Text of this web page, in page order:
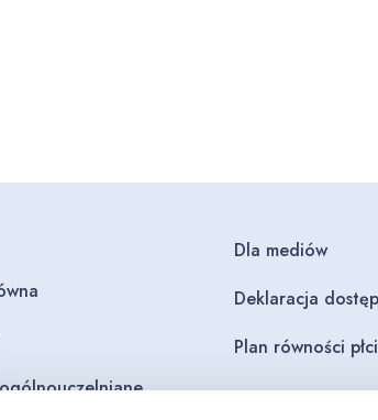
Dla mediów
Deklaracja
Plan równości płci